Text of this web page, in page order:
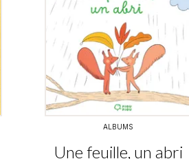
ALBUMS
Une feuille, un abri